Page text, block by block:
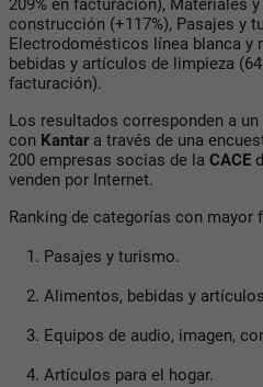
209% en facturación), Materiales
construcción (+117%), Pasajes y
Electrodomésticos línea blanca y
bebidas y artículos de limpieza
facturación).
Los resultados corresponden a
con Kantara través de una
200 empresas socias de la CACE
venden por Internet.
Ranking de categorías con mayor
Pasajes y turismo.
Alimentos, bebidas y
Equipos de audio, imagen,
Artículos para el hogar.